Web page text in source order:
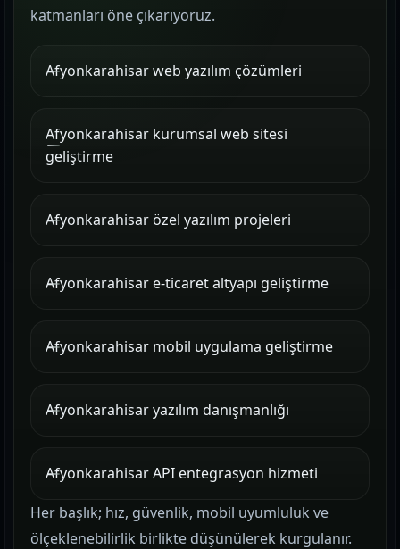
katmanları öne çıkarıyoruz.
Afyonkarahisar web yazılım çözümleri
Afyonkarahisar kurumsal web sitesi
geliştirme
Afyonkarahisar özel yazılım projeleri
Afyonkarahisar e-ticaret altyapı geliştirme
Afyonkarahisar mobil uygulama geliştirme
Afyonkarahisar yazılım danışmanlığı
Afyonkarahisar API entegrasyon hizmeti
Her başlık; hız, güvenlik, mobil uyumluluk ve
ölçeklenebilirlik birlikte düşünülerek kurgulanır.